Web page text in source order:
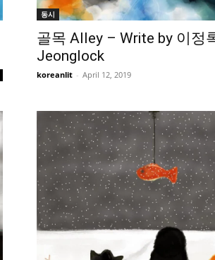
동시
골목 Alley – Write by 이정
Jeonglock
koreanlit - April 12, 2019